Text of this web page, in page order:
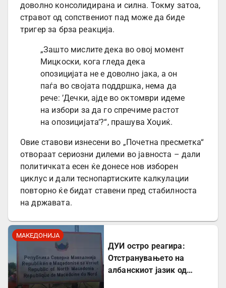
доволно консолидирана и силна. Токму затоа,
стравот од сопствениот пад може да биде
тригер за брза реакција.
„Зашто мислите дека во овој момент
Мицкоски, кога гледа дека
опозицијата не е доволно јака, а он
паѓа во својата поддршка, нема да
рече: ’Дечки, ајде во октомври идеме
на избори за да го спречиме растот
на опозицијата‘?“, прашува Хоџиќ.
Овие ставови изнесени во „Почетна пресметка“
отвораат сериозни дилеми во јавноста – дали
политичката есен ќе донесе нов изборен
циклус и дали теснопартиските калкулации
повторно ќе бидат ставени пред стабилноста
на државата.
МАКЕДОНИЈА
ДУИ остро реагира:
Отстранувањето на
албанскиот јазик од